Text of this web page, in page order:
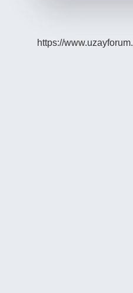
https://